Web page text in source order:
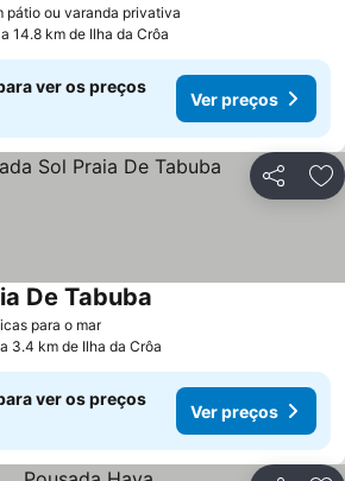
pátio ou varanda privativa
a 14.8 km de Ilha da Crôa
ver os preços
Ver preços
Partilhar
para o marVer preços
De Tabuba
a 3.4 km de Ilha da Crôa
ver os preços
Ver preços